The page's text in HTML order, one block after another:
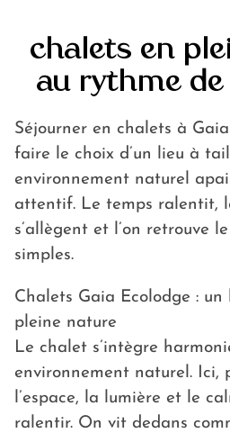
chalets en
au rythme de
Séjourner en chalets à Gaia
faire le choix d’un lieu à
environnement naturel
attentif. Le temps ralentit,
s’allègent et l’on retrouve
simples.
Chalets Gaia Ecolodge : un
pleine nature
Le chalet s’intègre
environnement naturel. Ici,
l’espace, la lumière et le
ralentir. On vit dedans